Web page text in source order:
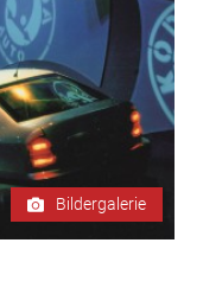
Bildergalerie